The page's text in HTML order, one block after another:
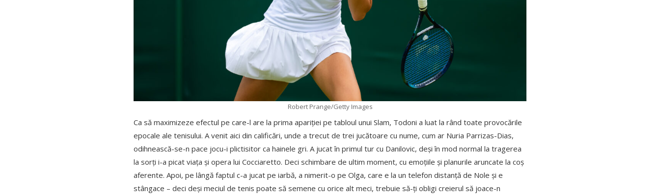
Robert Prange/Getty Images
Ca să maximizeze efectul pe care-l are la prima apariției pe tabloul unui Slam, Todoni a luat la rând toate provocările
epocale ale tenisului. A venit aici din calificări, unde a trecut de trei jucătoare cu nume, cum ar Nuria Parrizas-Dias,
odihnească-se-n pace jocu-i plictisitor ca hainele gri. A jucat în primul tur cu Danilovic, deși în mod normal la tragerea
la sorți i-a picat viața și opera lui Cocciaretto. Deci schimbare de ultim moment, cu emoțiile și planurile aruncate la coș
aferente. Apoi, pe lângă faptul c-a jucat pe iarbă, a nimerit-o pe Olga, care e la un telefon distanță de Nole și e
stângace – deci deși meciul de tenis poate să semene cu orice alt meci, trebuie să-ți obligi creierul să joace-n